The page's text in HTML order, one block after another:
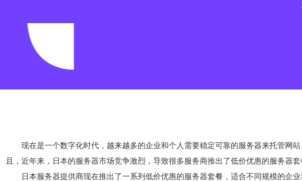
现在是一个数字化时代，越来越多的企业和个人需要稳定可靠的服务器来托管网
且，近年来，日本的服务器市场竞争激烈，导致很多服务商推出了低价优惠的服务器套
日本服务器提供商现在推出了一系列低价优惠的服务器套餐，适合不同规模的企